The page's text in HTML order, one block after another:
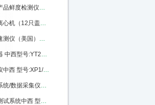
） 型号:FX26-CSY-DS803库号：M203049
计）中西 型号:ZX8M/RZ50库号：M388599
号:YS22/TDR300库号：M223519
YLD-6402WG库号：M368186
PH91/PH-SD1库号：M322920
（中西） 型号:ZX32/BZ7201库号：M242379
型号:WS-30A库号：M368882